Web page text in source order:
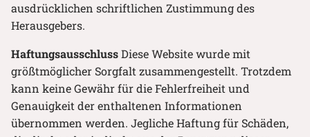
ausdrücklichen schriftlichen Zustimmung des
Herausgebers.
HaftungsausschlussDiese Website wurde mit
größtmöglicher Sorgfalt zusammengestellt. Trotzdem
kann keine Gewähr für die Fehlerfreiheit und
Genauigkeit der enthaltenen Informationen
übernommen werden. Jegliche Haftung für Schäden,